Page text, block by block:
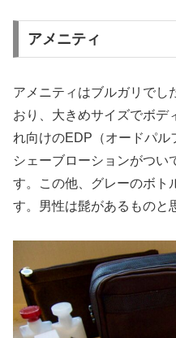
アメニティ
アメニティはブルガリでし
おり、大きめサイズでボデ
れ向けのEDP（オードパル
シェーブローションがつい
す。この他、グレーのボト
す。男性は髭があるものと